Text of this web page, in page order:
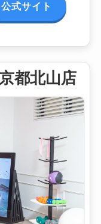
公式サイト
都北山店